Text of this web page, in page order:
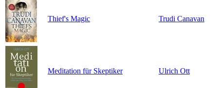
Thief's Magic Trudi Canavan
Meditation für Skeptiker Ulrich Ott